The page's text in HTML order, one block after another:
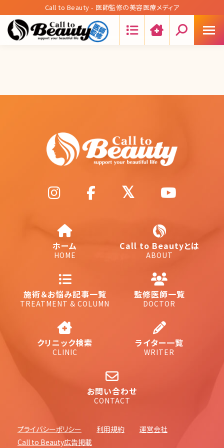
Call to Beauty - 医師監修の美容医療メディア
ホーム
HOME
Call to Beautyとは
ABOUT
施術＆お悩み記事一覧
TREATMENT & COLUMN
監修医師一覧
DOCTOR
クリニック検索
CLINIC
ライター一覧
WRITER
お問い合わせ
CONTACT
プライバシーポリシー 利用規約
運営会社
Call to Beauty広告掲載